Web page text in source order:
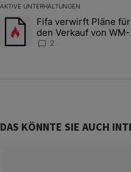
AKTIVE UNTERHALTUNGEN
Das Folgende ist eine Liste der
Ein Trendartikel mit dem Titel
Fifa verwirft Pläne für
den Verkauf von WM-
Anteilen
2
DAS KÖNNTE SIE AUCH